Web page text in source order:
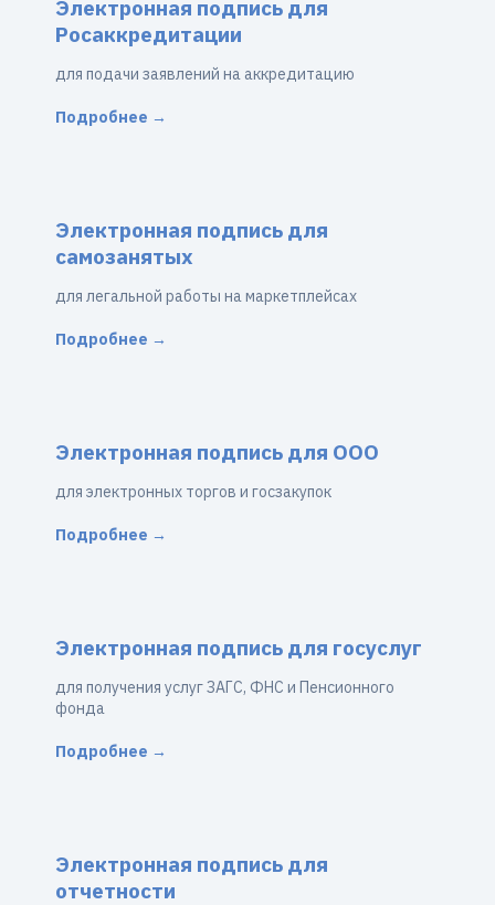
Электронная подпись для
Росаккредитации
для подачи заявлений на аккредитацию
Подробнее →
Электронная подпись для
самозанятых
для легальной работы на маркетплейсах
Подробнее →
Электронная подпись для ООО
для электронных торгов и госзакупок
Подробнее →
Электронная подпись для госуслуг
для получения услуг ЗАГС, ФНС и Пенсионного
фонда
Подробнее →
Электронная подпись для
отчетности